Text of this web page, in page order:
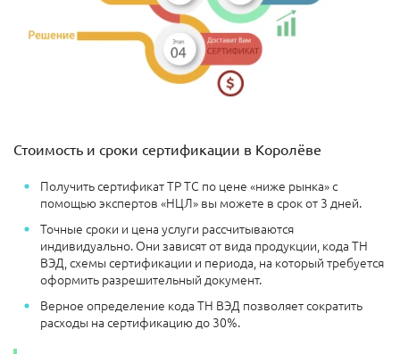
Стоимость и сроки сертификации в Королёве
Получить сертификат ТР ТС по цене «ниже рынка» с
помощью экспертов «НЦЛ» вы можете в срок от 3 дней.
Точные сроки и цена услуги рассчитываются
индивидуально. Они зависят от вида продукции, кода ТН
ВЭД, схемы сертификации и периода, на который требуется
оформить разрешительный документ.
Верное определение кода ТН ВЭД позволяет сократить
расходы на сертификацию до 30%.